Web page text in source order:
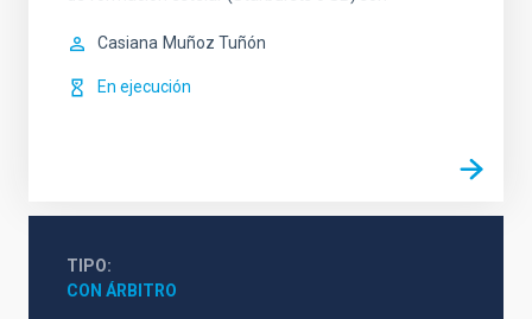
Casiana Muñoz Tuñón
En ejecución
TIPO
CON ÁRBITRO